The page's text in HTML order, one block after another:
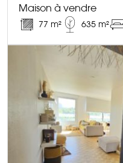
Maison à vendre
77 m² 635 m²
DÉCOUVRIR CE BIEN